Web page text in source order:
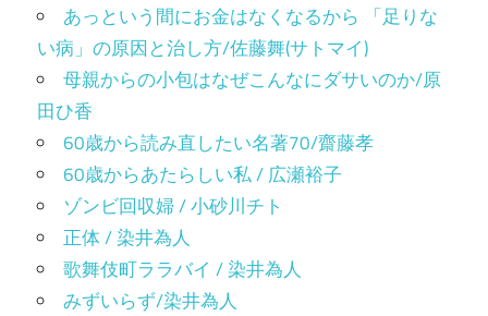
あっという間にお金はなくなるから 「足りな
い病」の原因と治し方/佐藤舞(サトマイ)
母親からの小包はなぜこんなにダサいのか/原
田ひ香
60歳から読み直したい名著70/齋藤孝
60歳からあたらしい私 / 広瀬裕子
ゾンビ回収婦 / 小砂川チト
正体 / 染井為人
歌舞伎町ララバイ / 染井為人
みずいらず/染井為人